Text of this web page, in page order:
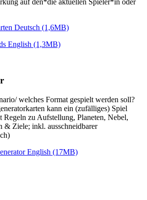
auf den*die aktuellen Spieler*in oder
Deutsch (1,6MB)
English (1,3MB)
welches Format gespielt werden soll?
kann ein (zufälliges) Spiel
Regeln zu Aufstellung, Planeten, Nebel,
& Ziele; inkl. ausschneidbarer
English (17MB)